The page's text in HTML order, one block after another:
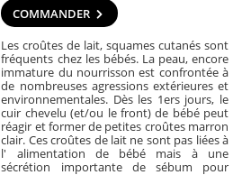
COMMANDER
Les croûtes de lait, squames cutanés sont
fréquents chez les bébés. La peau, encore
immature du nourrisson est confrontée à
de nombreuses agressions extérieures et
environnementales. Dès les 1ers jours, le
cuir chevelu (et/ou le front) de bébé peut
réagir et former de petites croûtes marron
clair. Ces croûtes de lait ne sont pas liées à
l' alimentation de bébé mais à une
sécrétion importante de sébum pour